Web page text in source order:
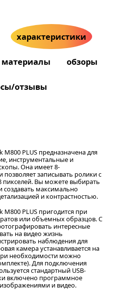
характеристики
обзоры
отзывы
PLUS предназначена для
инструментальные и
Она имеет 8-
записывать ролики с
пикселей. Вы можете выбирать
создавать максимально
и контрастностью.
PLUS пригодится при
или объемных образцов. С
интересные
на видео жизнь
наблюдения для
камера устанавливается на
необходимости можно
Для подключения
стандартный USB-
включено программное
и видео.